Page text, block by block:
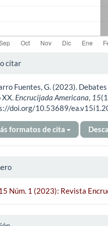
citar
Fuentes, G. (2023).
Encrucijada Americana 15
doi.org/10.53689/
formatos de cita
Núm. 1 (2023): Revista